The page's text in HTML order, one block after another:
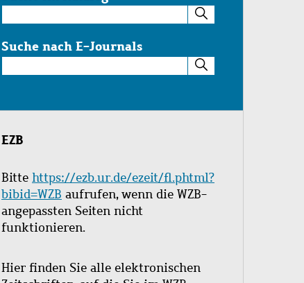
im
Katalog
Suche nach E-Journals
nach
Journals
EZB
Bitte https://ezb.ur.de/ezeit/fl.phtml?
bibid=WZB aufrufen, wenn die WZB-
angepassten Seiten nicht
funktionieren.
Hier finden Sie alle elektronischen